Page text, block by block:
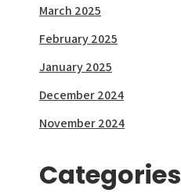
March 2025
February 2025
January 2025
December 2024
November 2024
Categories